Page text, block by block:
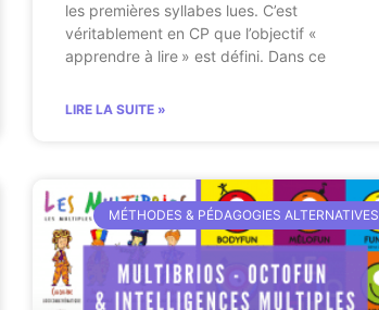
les premières syllabes lues. C’est
véritablement en CP que l’objectif «
apprendre à lire » est défini. Dans ce
LIRE LA SUITE »
MÉTHODES & PÉDAGOGIES ALTERNATIVES